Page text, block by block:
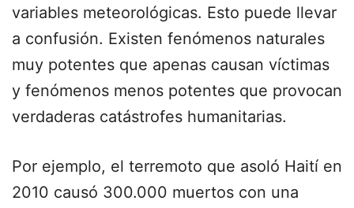
variables meteorológicas. Esto puede llevar
a confusión. Existen fenómenos naturales
muy potentes que apenas causan víctimas
y fenómenos menos potentes que provocan
verdaderas catástrofes humanitarias.
Por ejemplo, el terremoto que asoló Haití en
2010 causó 300.000 muertos con una